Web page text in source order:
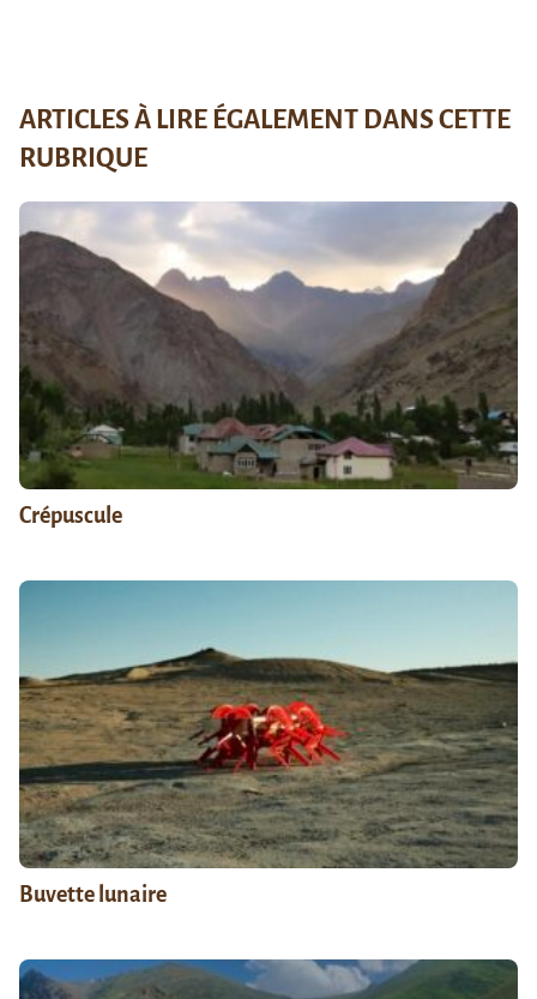
ARTICLES À LIRE ÉGALEMENT DANS CETTE
RUBRIQUE
Crépuscule
Buvette lunaire